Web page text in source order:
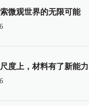
微观世界的无限可能
度上，材料有了新能力